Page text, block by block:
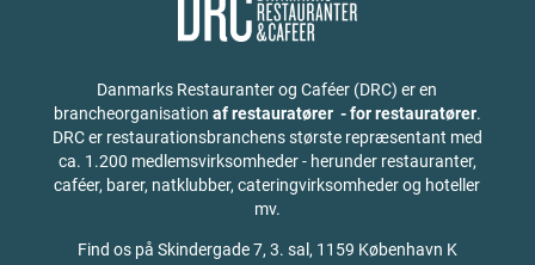
Danmarks Restauranter og Caféer (DRC) er en
brancheorganisation af restauratører - for restauratører.
DRC er restaurationsbranchens største repræsentant med
ca. 1.200 medlemsvirksomheder - herunder restauranter,
caféer, barer, natklubber, cateringvirksomheder og hoteller
mv.
Find os på Skindergade 7, 3. sal, 1159 København K